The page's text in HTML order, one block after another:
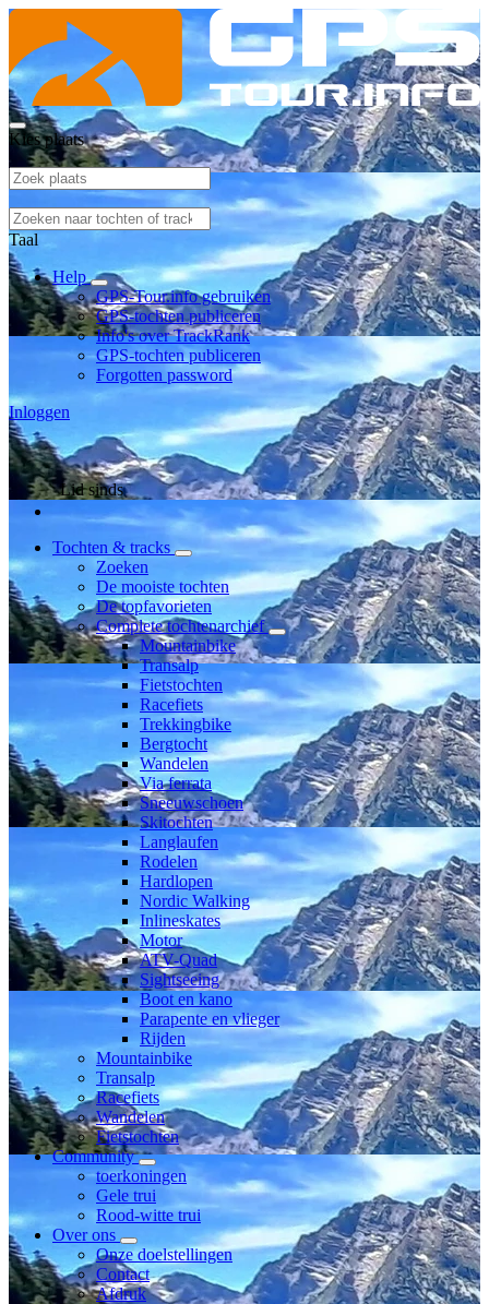
Kies plaats
Taal
Help
GPS-Tour.info gebruiken
GPS-tochten publiceren
Info's over TrackRank
GPS-tochten publiceren
Forgotten password
Inloggen
Lid sinds
Tochten & tracks
Zoeken
De mooiste tochten
De topfavorieten
Complete tochtenarchief
Mountainbike
Transalp
Fietstochten
Racefiets
Trekkingbike
Bergtocht
Wandelen
Via ferrata
Sneeuwschoen
Skitochten
Langlaufen
Rodelen
Hardlopen
Nordic Walking
Inlineskates
Motor
ATV-Quad
Sightseeing
Boot en kano
Parapente en vlieger
Rijden
Mountainbike
Transalp
Racefiets
Wandelen
Fietstochten
Community
toerkoningen
Gele trui
Rood-witte trui
Over ons
Onze doelstellingen
Contact
Afdruk